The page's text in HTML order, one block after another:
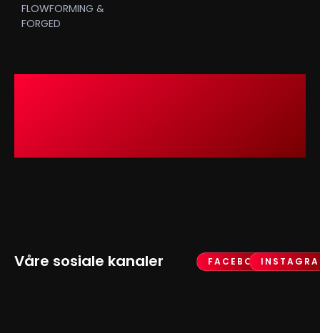
FLOWFORMING &
FORGED
Våre sosiale kanaler FACEBOOK